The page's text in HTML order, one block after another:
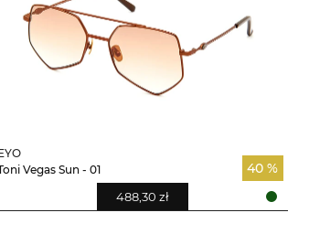
Vegas Sun - 01
40 %
488,30 zł